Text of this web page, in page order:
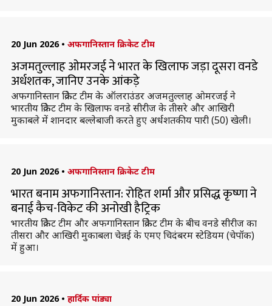
20 Jun 2026 • अफगानिस्तान क्रिकेट टीम
अजमतुल्लाह ओमरजई ने भारत के खिलाफ जड़ा दूसरा वनडे
अर्धशतक, जानिए उनके आंकड़े
अफगानिस्तान क्रिकेट टीम के ऑलराउंडर अजमतुल्लाह ओमरजई ने
भारतीय क्रिकेट टीम के खिलाफ वनडे सीरीज के तीसरे और आखिरी
मुकाबले में शानदार बल्लेबाजी करते हुए अर्धशतकीय पारी (50) खेली।
20 Jun 2026 • अफगानिस्तान क्रिकेट टीम
भारत बनाम अफगानिस्तान: रोहित शर्मा और प्रसिद्ध कृष्णा ने
बनाई कैच-विकेट की अनोखी हैट्रिक
भारतीय क्रिकेट टीम और अफगानिस्तान क्रिकेट टीम के बीच वनडे सीरीज का
तीसरा और आखिरी मुकाबला चेन्नई के एमए चिदंबरम स्टेडियम (चेपॉक)
में हुआ।
20 Jun 2026 • हार्दिक पांड्या